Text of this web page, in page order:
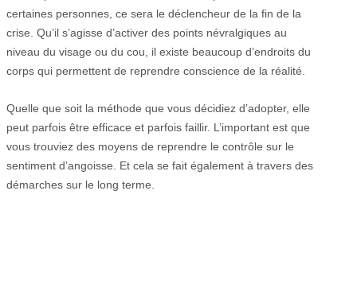
certaines personnes, ce sera le déclencheur de la fin de la
crise. Qu’il s’agisse d’activer des points névralgiques au
niveau du visage ou du cou, il existe beaucoup d’endroits du
corps qui permettent de reprendre conscience de la réalité.
Quelle que soit la méthode que vous décidiez d’adopter, elle
peut parfois être efficace et parfois faillir. L’important est que
vous trouviez des moyens de reprendre le contrôle sur le
sentiment d’angoisse. Et cela se fait également à travers des
démarches sur le long terme.